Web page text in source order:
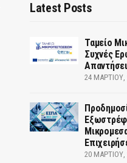
Latest Posts
Ταμείο
Συχνές
24 ΜΑΡΤΊΟΥ,
20 ΜΑΡΤΊΟΥ,